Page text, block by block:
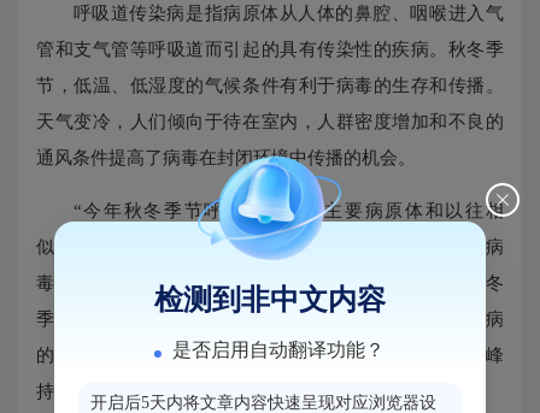
呼吸道传染病是指病原体从人体的鼻腔、咽喉进入气
管和支气管等呼吸道而引起的具有传染性的疾病。秋冬季
节，低温、低湿度的气候条件有利于病毒的生存和传播。
天气变冷，人们倾向于待在室内，人群密度增加和不良的
通风条件提高了病毒在封闭环境中传播的机会。
“今年秋冬季节呼吸道感染的主要病原体和以往相
似。”谢宝松表示，其中呼吸道病毒是最常见的，如流感病
毒、腺病毒、呼吸道合胞病毒，这些病毒一般都是在秋冬
季或者冬春季高发。但今年不同的是，这类呼吸道传染病
的高发期提前了，且前段时间爆发的肺炎支原体感染高峰
持续时间较长，导致医院门急诊量大幅增长。
检测到非中文内容
是否启用自动翻译功能？
开启后5天内将文章内容快速呈现对应浏览器设